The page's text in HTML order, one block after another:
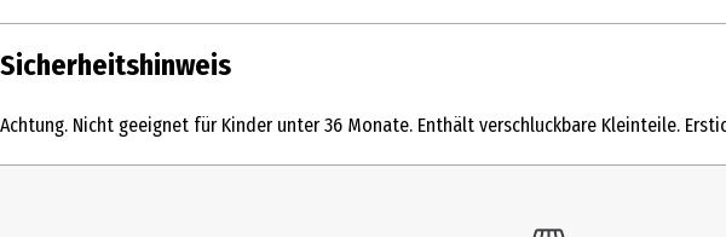
Inhalt
Sicherheitshinweis
Achtung. Nicht geeignet für Kinder unter 36 Monate. Enthält verschluckbare Kleinteile.